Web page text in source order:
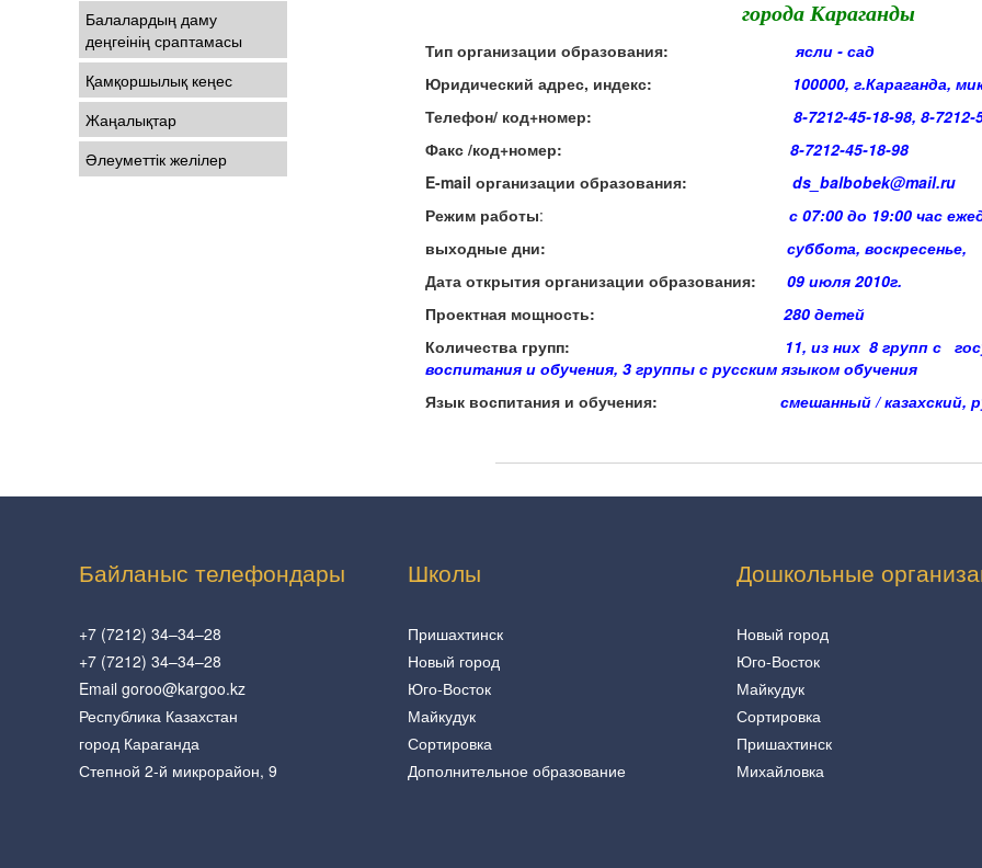
Балалардың даму
деңгеінің сраптамасы
Қамқоршылық кеңес
Жаңалықтар
Әлеуметтік желілер
города Караганды
Тип организации образования:
ясли - сад
Юридический адрес, индекс:
100000, г.Караганда,
Телефон/ код+номер: 8-7212-45-18-98, 8-7212-50-
Факс /код+номер:
8-7212-45-18-98
E-mail организации образования:
ds_balbobek@mail.ru
Режим работы: с 07:00 до 19:00 час
выходные дни:
суббота,
Дата открытия организации образования:
09 июля 2010г.
Проектная мощность:
280 детей
Количества групп:
11, из них 8 групп с
воспитания и обучения, 3 группы с русским языком обучения
Язык воспитания и обучения:
смешанный / казахский,
Байланыс телефондары
+7 (7212) 34–34–28
+7 (7212) 34–34–28
Email goroo@kargoo.kz
Республика Казахстан
город Караганда
Степной 2-й микрорайон, 9
Школы
Пришахтинск
Новый город
Юго-Восток
Майкудук
Сортировка
Дополнительное образование
Дошкольные
Новый город
Юго-Восток
Майкудук
Сортировка
Пришахтинск
Михайловка